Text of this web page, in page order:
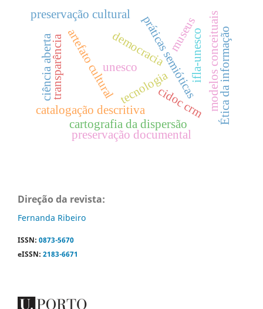
catalogação descritiva
tecnologia
artefato cultural
cidoc crm modelos conceituais
práticas semióticas Ética da informação
democracia
transparência ifla-unesco
ciência aberta unesco
preservação cultural
cartografia da dispersão
museus
preservação documental
Direção da revista:
Fernanda Ribeiro
ISSN:0873-5670
eISSN:2183-6671